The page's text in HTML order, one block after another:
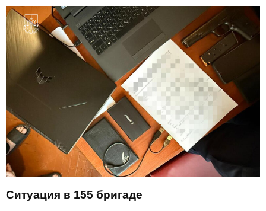
Ситуация в 155 бригаде